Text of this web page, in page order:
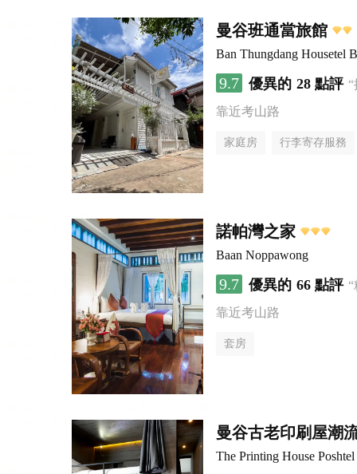
曼谷班通當旅館
Ban Thungdang Housetel
9.7 優異的 28 點評
靠近考山路
家庭房 行李寄存服務
諾帕灣之家
Baan Noppawong
9.7 優異的 66 點評
靠近考山路
套房
曼谷古老印刷屋潮
The Printing House Poshtel